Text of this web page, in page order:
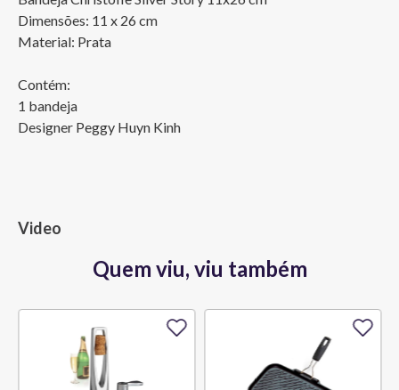
Dimensões: 11 x 26 cm
Material: Prata
Contém:
1 bandeja
Designer Peggy Huyn Kinh
Video
Quem viu, viu também